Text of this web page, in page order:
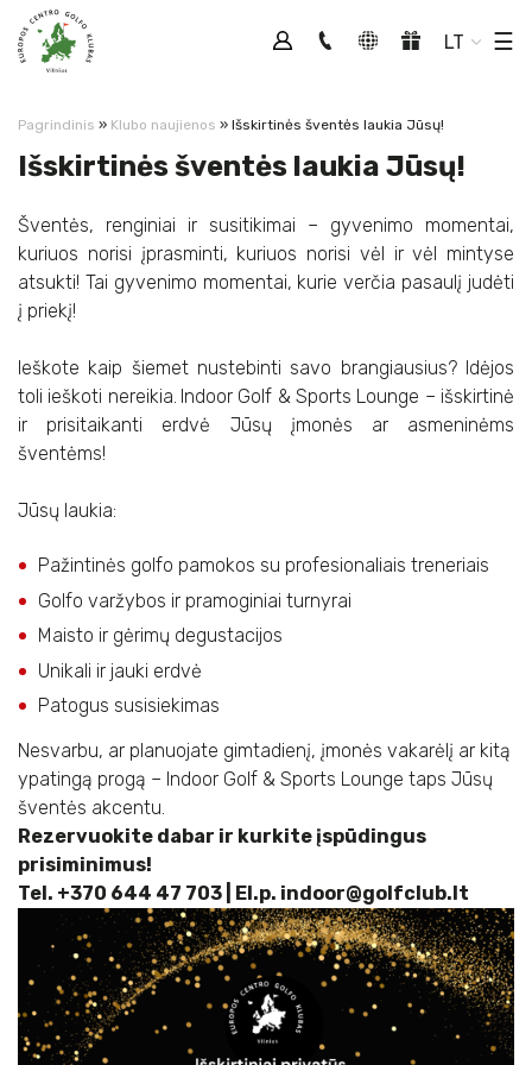
LT ☰
Pagrindinis » Klubo naujienos » Išskirtinės šventės laukia Jūsų!
Išskirtinės šventės laukia Jūsų!
Šventės, renginiai ir susitikimai – gyvenimo momentai,
kuriuos norisi įprasminti, kuriuos norisi vėl ir vėl mintyse
atsukti! Tai gyvenimo momentai, kurie verčia pasaulį judėti
į priekį!
Ieškote kaip šiemet nustebinti savo brangiausius? Idėjos
toli ieškoti nereikia. Indoor Golf & Sports Lounge – išskirtinė
ir prisitaikanti erdvė Jūsų įmonės ar asmeninėms
šventėms!
Jūsų laukia:
Pažintinės golfo pamokos su profesionaliais treneriais
Golfo varžybos ir pramoginiai turnyrai
Maisto ir gėrimų degustacijos
Unikali ir jauki erdvė
Patogus susisiekimas
Nesvarbu, ar planuojate gimtadienį, įmonės vakarėlį ar kitą
ypatingą progą – Indoor Golf & Sports Lounge taps Jūsų
šventės akcentu.
Rezervuokite dabar ir kurkite įspūdingus
prisiminimus!
Tel. +370 644 47 703 | El.p. indoor@golfclub.lt